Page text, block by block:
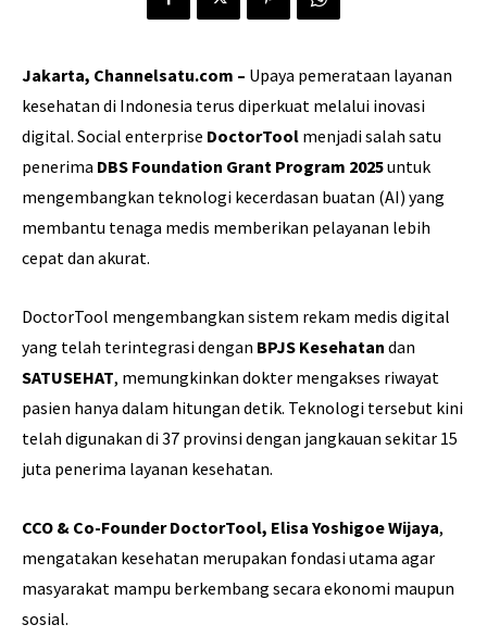
Jakarta, Channelsatu.com – Upaya pemerataan layanan
kesehatan di Indonesia terus diperkuat melalui inovasi
digital. Social enterprise DoctorTool menjadi salah satu
penerima DBS Foundation Grant Program 2025untuk
mengembangkan teknologi kecerdasan buatan (AI) yang
membantu tenaga medis memberikan pelayanan lebih
cepat dan akurat.
DoctorTool mengembangkan sistem rekam medis digital
yang telah terintegrasi dengan BPJS Kesehatan dan
SATUSEHAT, memungkinkan dokter mengakses riwayat
pasien hanya dalam hitungan detik. Teknologi tersebut kini
telah digunakan di 37 provinsi dengan jangkauan sekitar 15
juta penerima layanan kesehatan.
CCO & Co-Founder DoctorTool, Elisa Yoshigoe Wijaya,
mengatakan kesehatan merupakan fondasi utama agar
masyarakat mampu berkembang secara ekonomi maupun
sosial.